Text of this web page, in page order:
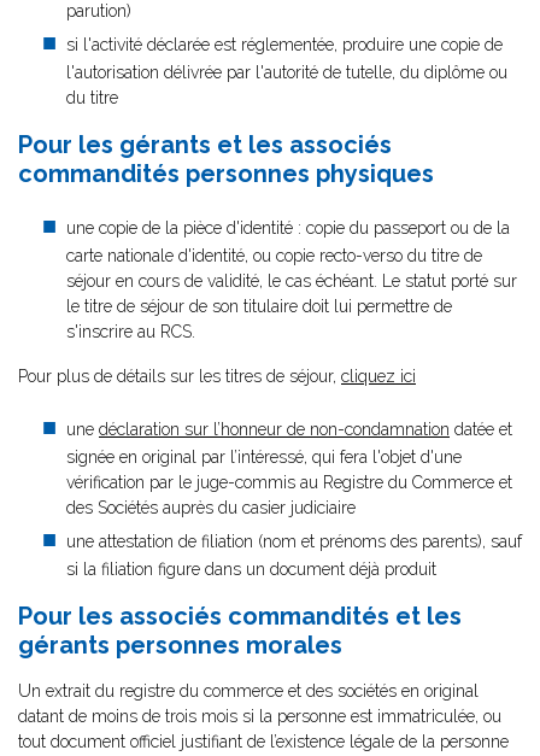
parution)
si l'activité déclarée est réglementée, produire une copie de
l'autorisation délivrée par l'autorité de tutelle, du diplôme ou
du titre
Pour les gérants et les associés
commandités personnes physiques
une copie de la pièce d'identité : copie du passeport ou de la
carte nationale d'identité, ou copie recto-verso du titre de
séjour en cours de validité, le cas échéant. Le statut porté sur
le titre de séjour de son titulaire doit lui permettre de
s'inscrire au RCS.
Pour plus de détails sur les titres de séjour, cliquez ici
une déclaration sur l’honneur de non-condamnation datée et
signée en original par l’intéressé, qui fera l'objet d'une
vérification par le juge-commis au Registre du Commerce et
des Sociétés auprès du casier judiciaire
une attestation de filiation (nom et prénoms des parents), sauf
si la filiation figure dans un document déjà produit
Pour les associés commandités et les
gérants personnes morales
Un extrait du registre du commerce et des sociétés en original
datant de moins de trois mois si la personne est immatriculée, ou
tout document officiel justifiant de l’existence légale de la personne